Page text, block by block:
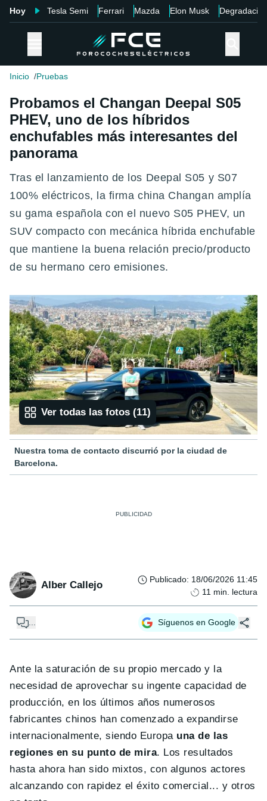
Hoy Tesla Semi Ferrari Mazda Elon Musk Degradación
Inicio Pruebas
Probamos el Changan Deepal S05
PHEV, uno de los híbridos
enchufables más interesantes del
panorama
Tras el lanzamiento de los Deepal S05 y S07
100% eléctricos, la firma china Changan amplía
su gama española con el nuevo S05 PHEV, un
SUV compacto con mecánica híbrida enchufable
que mantiene la buena relación precio/producto
de su hermano cero emisiones.
Ver todas las fotos (11)
Nuestra toma de contacto discurrió por la ciudad de
Barcelona.
Alber Callejo Publicado: 18/06/2026 11:45
11 min. lectura
... Síguenos en Google
Ante la saturación de su propio mercado y la
necesidad de aprovechar su ingente capacidad de
producción, en los últimos años numerosos
fabricantes chinos han comenzado a expandirse
internacionalmente, siendo Europauna de las
regiones en su punto de mira. Los resultados
hasta ahora han sido mixtos, con algunos actores
alcanzando con rapidez el éxito comercial... y otros